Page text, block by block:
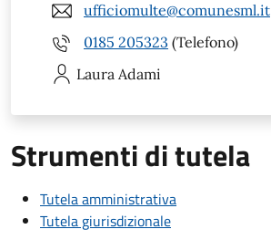
ufficiomulte@comunesml.it
0185 205323 (Telefono)
Laura Adami
Strumenti di tutela
Tutela amministrativa
Tutela giurisdizionale